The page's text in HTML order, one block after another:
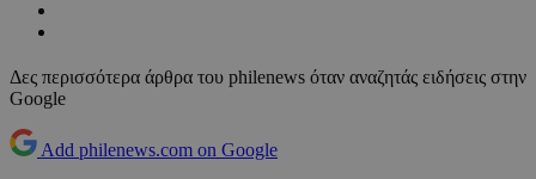
Δες περισσότερα άρθρα του philenews όταν αναζητάς ειδήσεις στην
Google
Add philenews.com on Google